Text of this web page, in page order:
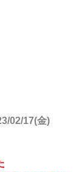
02/17(金)